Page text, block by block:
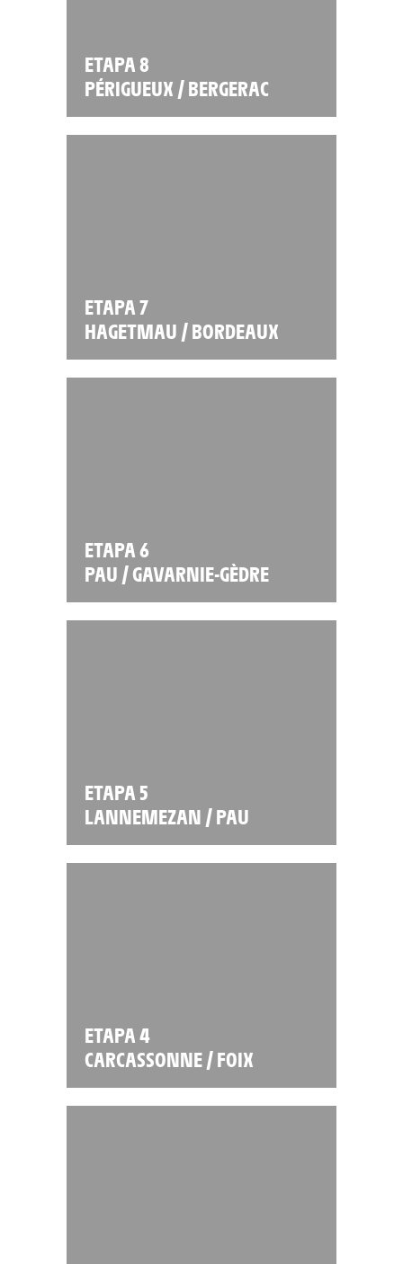
ETAPA 8
PÉRIGUEUX / BERGERAC
ETAPA 7
HAGETMAU / BORDEAUX
ETAPA 6
PAU / GAVARNIE-GÈDRE
ETAPA 5
LANNEMEZAN / PAU
ETAPA 4
CARCASSONNE / FOIX